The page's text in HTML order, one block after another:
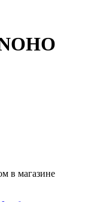
в магазине